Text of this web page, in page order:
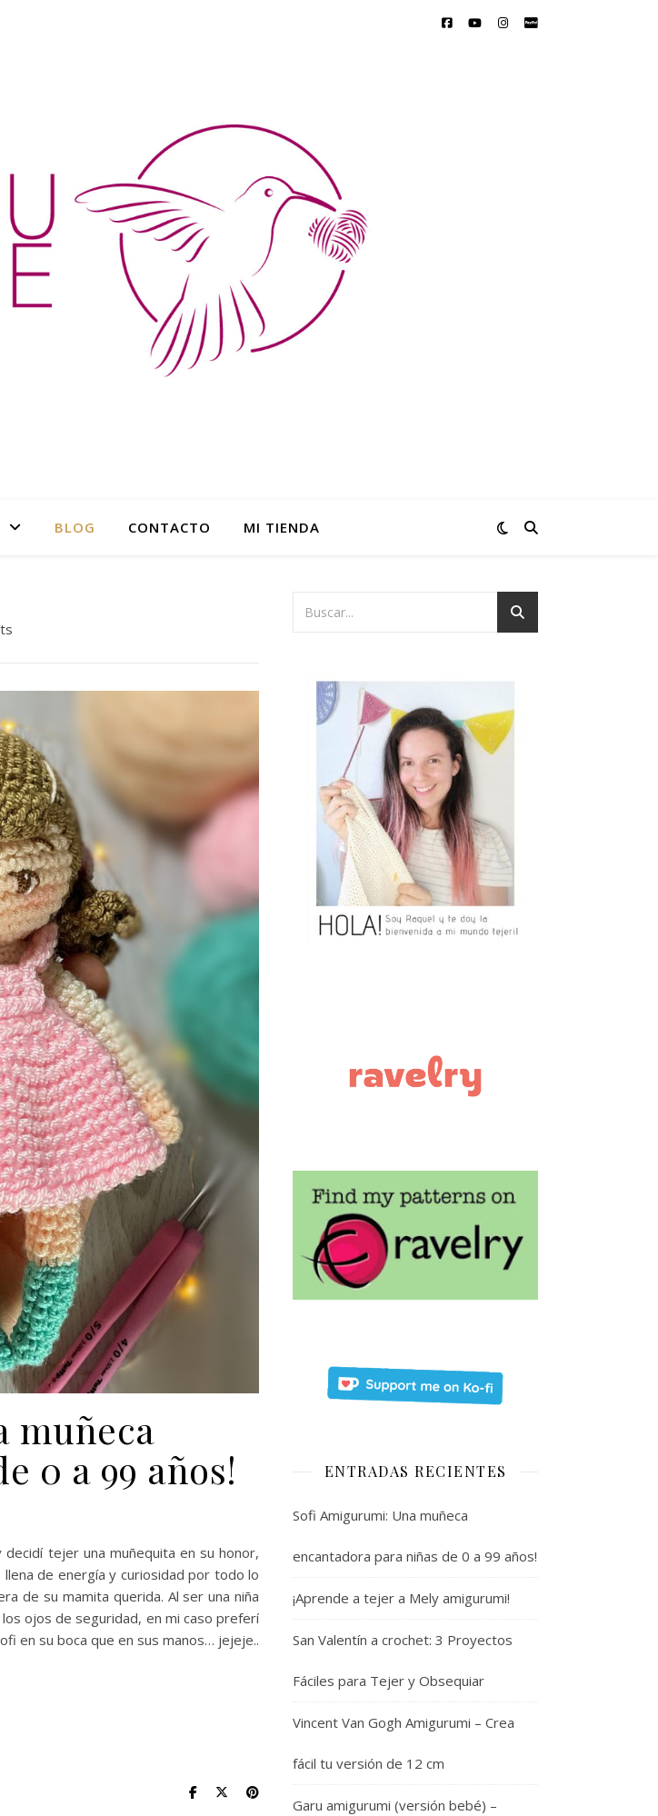
BLOG CONTACTO MI TIENDA
muñeca
0 a 99 años!
tejer una muñequita en su honor,
de energía y curiosidad por todo lo
de su mamita querida. Al ser una niña
ojos de seguridad, en mi caso preferí
en su boca que en sus manos… jejeje..
ENTRADAS RECIENTES
Sofi Amigurumi: Una muñeca
encantadora para niñas de 0 a 99 años!
¡Aprende a tejer a Mely amigurumi!
San Valentín a crochet: 3 Proyectos
Fáciles para Tejer y Obsequiar
Vincent Van Gogh Amigurumi – Crea
fácil tu versión de 12 cm
Garu amigurumi (versión bebé) –